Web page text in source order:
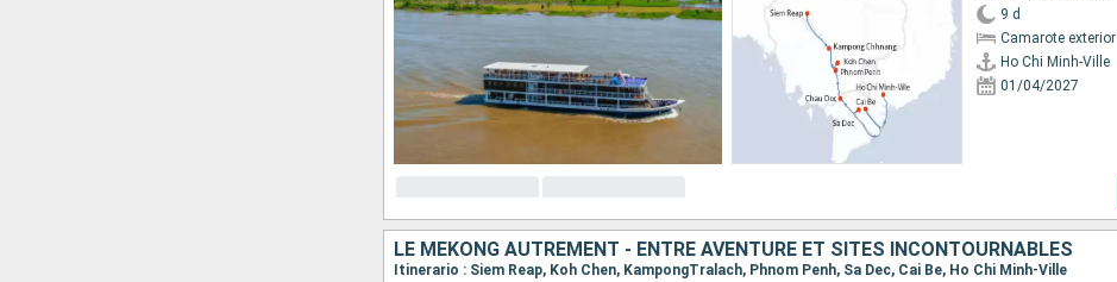
9 d
Camarote exterior
Ho Chi Minh-Ville
01/04/2027
LE MÉKONG AUTREMENT - ENTRE AVENTURE ET SITES INCONTOURNABLES
Itinerario : Siem Reap, Koh Chen, KampongTralach, Phnom Penh, Sa Dec, Cai Be, Ho Chi Minh-Ville